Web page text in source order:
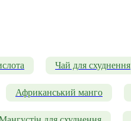
Чай для схуднення
Африканський манго